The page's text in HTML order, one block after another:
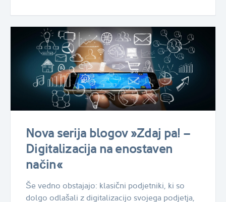
Nova serija blogov »Zdaj pa! –
Digitalizacija na enostaven
način«
Še vedno obstajajo: klasični podjetniki, ki so
dolgo odlašali z digitalizacijo svojega podjetja,